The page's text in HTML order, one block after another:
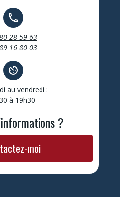
call
28 59 63
16 80 03
av_timer
au vendredi :
à 19h30
?
moi